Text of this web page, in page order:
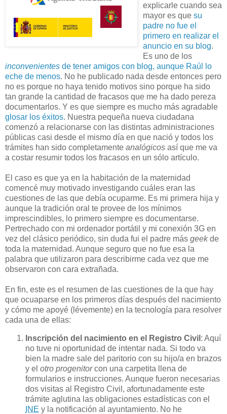
explicarle cuando sea
mayor es que su
padre no fue el
primero en realizar el
anuncio en su blog.
Es uno de los
inconvenientes de tener amigos con blog, aunque Raúl lo
eche de menos. No he publicado nada desde entonces pero
no es porque no haya tenido motivos sino porque ha sido
tan grande la cantidad de fracasos que me ha dado pereza
documentarlos. Y es que siempre es mucho más agradable
glosar los éxitos. Nuestra pequeña nueva ciudadana
comenzó a relacionarse con las distintas administraciones
públicas casi desde el mismo día en que nació y todos los
trámites han sido completamente analógicos así que me va
a costar resumir todos los fracasos en un sólo artículo.
El caso es que ya en la habitación de la maternidad
comencé muy motivado investigando cuáles eran las
cuestiones de las que debía ocuparme. Es mi primera hija y
aunque la tradición oral te provee de los mínimos
imprescindibles, lo primero siempre es documentarse.
Pertrechado con mi ordenador portátil y mi conexión 3G en
vez del clásico periódico, sin duda fui el padre más geekde
toda la maternidad. Aunque seguro que no fue esa la
palabra que utilizaron para describirme cada vez que me
observaron con cara extrañada.
En fin, este es el resumen de las cuestiones de la que hay
que ocuaparse en los primeros días después del nacimiento
y cómo me apoyé (lévemente) en la tecnología para resolver
cada una de ellas:
Inscripción del nacimiento en el Registro Civil : Aquí
no tuve ni oportunidad de intentar nada. Si todo va
bien la madre sale del paritorio con su hijo/a en brazos
y el otro progenitorcon una carpetita llena de
formularios e instrucciones. Aunque fueron necesarias
dos visitas al Registro Civil, afortunadamente este
trámite aglutina las obligaciones estadísticas con el
INE y la notificación al ayuntamiento. No he